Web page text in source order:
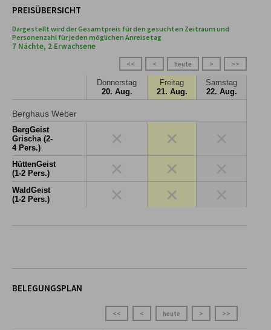
PREISÜBERSICHT
Dargestellt wird der Gesamtpreis für den gesuchten Zeitraum und
Personenzahl für jeden möglichen Anreisetag
7 Nächte, 2 Erwachsene
>>
>
heute
<
<<
Donnerstag
20. Aug.
Freitag
21. Aug.
Samstag
22. Aug.
Berghaus Weber
BergGeist
Grischa (2-
4 Pers.)
× ×
HüttenGeist
(1-2 Pers.)
× ×
WaldGeist
(1-2 Pers.)
× ×
BELEGUNGSPLAN
<< < heute > >>